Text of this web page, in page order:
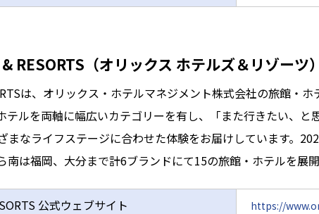
RESORTS（オリックス ホテルズ＆リゾーツ
は、オリックス・ホテルマネジメント株式会社の旅館・
テルを両軸に幅広いカテゴリーを有し、「また行きたい、
まなライフステージに合わせた体験をお届けしています。
南は福岡、大分まで計6ブランドにて15の旅館・ホテルを展開
公式ウェブサイト https://